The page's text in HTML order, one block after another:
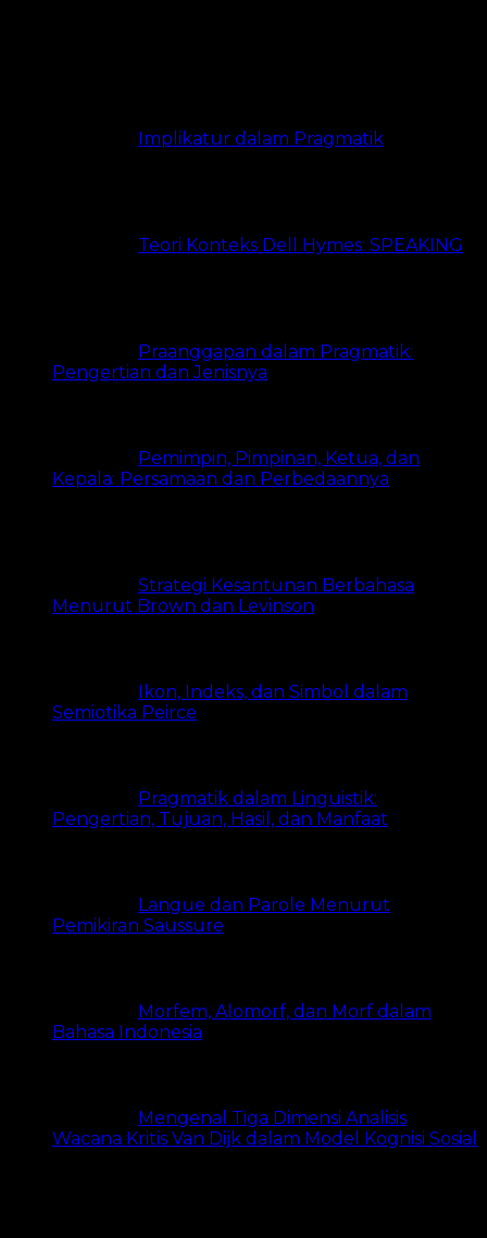
Implikatur dalam Pragmatik
Teori Konteks Dell Hymes: SPEAKING
Praanggapan dalam Pragmatik:
Pengertian dan Jenisnya
Pemimpin, Pimpinan, Ketua, dan
Kepala: Persamaan dan Perbedaannya
Strategi Kesantunan Berbahasa
Menurut Brown dan Levinson
Ikon, Indeks, dan Simbol dalam
Semiotika Peirce
Pragmatik dalam Linguistik:
Pengertian, Tujuan, Hasil, dan Manfaat
Langue dan Parole Menurut
Pemikiran Saussure
Morfem, Alomorf, dan Morf dalam
Bahasa Indonesia
Mengenal Tiga Dimensi Analisis
Wacana Kritis Van Dijk dalam Model Kognisi Sosial